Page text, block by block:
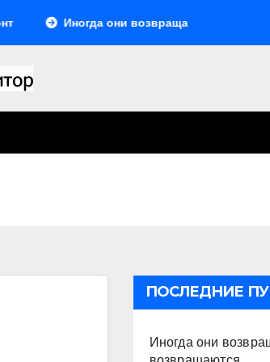
Иногда они возвращаются… Или не
ПОСЛЕДНИЕ
Иногда они